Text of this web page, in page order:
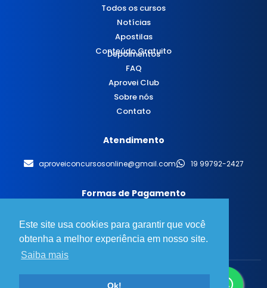
Este site usa cookies para garantir que você
obtenha a melhor experiência em nosso site.
Saiba mais
Ok!
Todos os cursos
Notícias
Apostilas
Conteúdo Gratuito
Depoimentos
FAQ
Aprovei Club
Sobre nós
Contato
Atendimento
aproveiconcursosonline@gmail.com 19 99792-2427
Formas de Pagamento
© 2025 Aprovei Concursos - Todos os direitos reservados.